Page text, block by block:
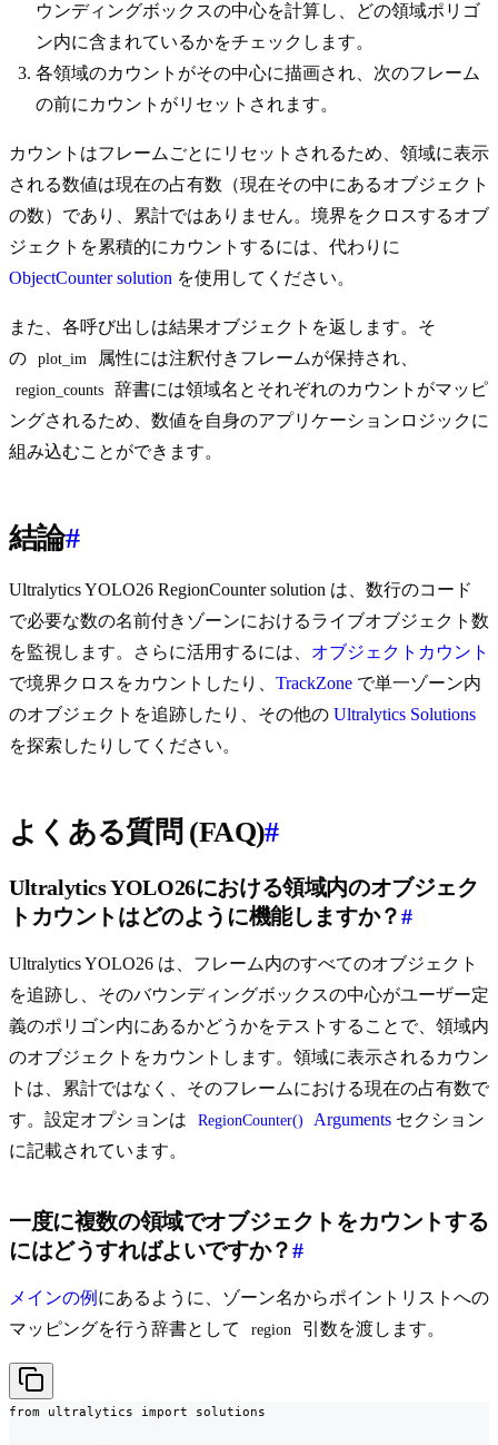
ウンディングボックスの中心を計算し、どの領域ポリゴ
ン内に含まれているかをチェックします。
各領域のカウントがその中心に描画され、次のフレーム
の前にカウントがリセットされます。
カウントはフレームごとにリセットされるため、領域に表示
される数値は現在の占有数（現在その中にあるオブジェクト
の数）であり、累計ではありません。境界をクロスするオブ
ジェクトを累積的にカウントするには、代わりに
ObjectCounter solution を使用してください。
また、各呼び出しは結果オブジェクトを返します。そ
の
plot_im 属性には注釈付きフレームが保持され、
region_counts
辞書には領域名とそれぞれのカウントがマッピ
ングされるため、数値を自身のアプリケーションロジックに
組み込むことができます。
結論#
Ultralytics YOLO26 RegionCounter solution は、数行のコード
で必要な数の名前付きゾーンにおけるライブオブジェクト数
を監視します。さらに活用するには、 オブジェクトカウント
で境界クロスをカウントしたり、 TrackZone で単一ゾーン内
のオブジェクトを追跡したり、その他の Ultralytics Solutions
を探索したりしてください。
よくある質問 (FAQ)#
Ultralytics YOLO26における領域内のオブジェク
トカウントはどのように機能しますか？#
Ultralytics YOLO26 は、フレーム内のすべてのオブジェクト
を追跡し、そのバウンディングボックスの中心がユーザー定
義のポリゴン内にあるかどうかをテストすることで、領域内
のオブジェクトをカウントします。領域に表示されるカウン
トは、累計ではなく、そのフレームにおける現在の占有数で
す。設定オプションは
RegionCounter() Arguments セクション
に記載されています。
一度に複数の領域でオブジェクトをカウントする
にはどうすればよいですか？#
メインの例 にあるように、ゾーン名からポイントリストへの
マッピングを行う辞書として
region 引数を渡します。
from ultralytics import solutions